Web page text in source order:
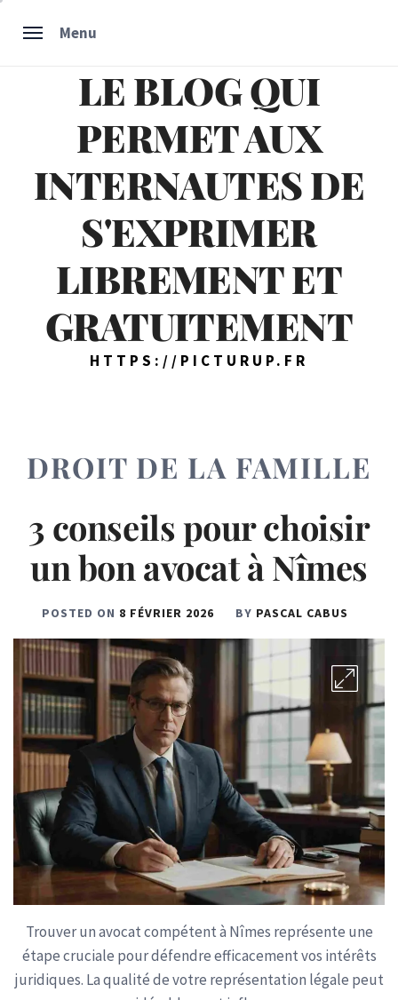
Menu
LE BLOG QUI
PERMET AUX
INTERNAUTES DE
S'EXPRIMER
LIBREMENT ET
GRATUITEMENT
HTTPS://PICTURUP.FR
DROIT DE LA FAMILLE
3 conseils pour choisir
un bon avocat à Nîmes
POSTED ON 8 FÉVRIER 2026 BY PASCAL CABUS
Trouver un avocat compétent à Nîmes représente une
étape cruciale pour défendre efficacement vos intérêts
juridiques. La qualité de votre représentation légale peut